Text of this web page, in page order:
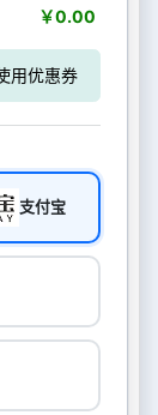
￥0.00
用优惠券
支付宝